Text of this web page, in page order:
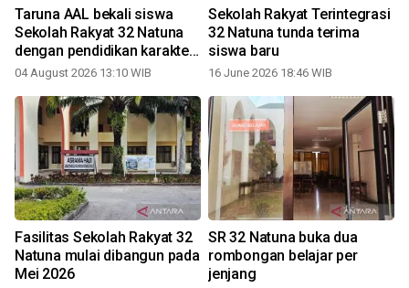
Taruna AAL bekali siswa
Sekolah Rakyat 32 Natuna
dengan pendidikan karakter
lewat kedisiplinan
04 August 2026 13:10 WIB
Sekolah Rakyat Terintegrasi
32 Natuna tunda terima
siswa baru
16 June 2026 18:46 WIB
Fasilitas Sekolah Rakyat 32
Natuna mulai dibangun pada
Mei 2026
SR 32 Natuna buka dua
rombongan belajar per
jenjang